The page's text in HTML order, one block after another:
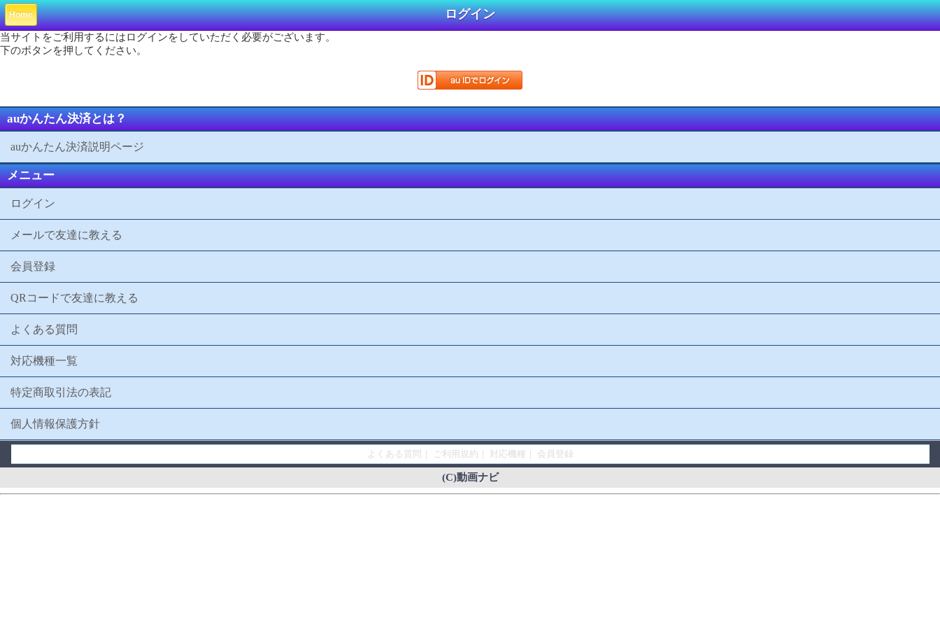
Home ログイン
当サイトをご利用するにはログインをしていただく必要がございます。
下のボタンを押してください。
auかんたん決済とは？
auかんたん決済説明ページ
メニュー
ログイン
メールで友達に教える
会員登録
QRコードで友達に教える
よくある質問
対応機種一覧
特定商取引法の表記
個人情報保護方針
よくある質問 ご利用規約 対応機種 会員登録
(C)動画ナビ